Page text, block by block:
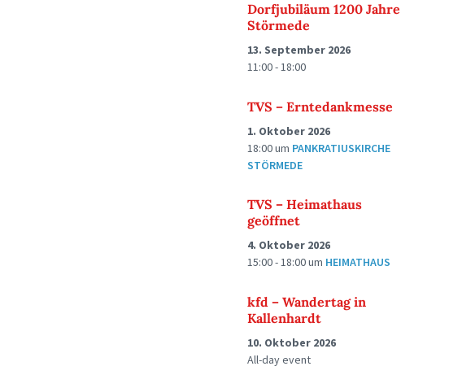
Dorfjubiläum 1200 Jahre
Störmede
13. September 2026
11:00 - 18:00
TVS – Erntedankmesse
1. Oktober 2026
18:00um PANKRATIUSKIRCHE
STÖRMEDE
TVS – Heimathaus
geöffnet
4. Oktober 2026
15:00 - 18:00um HEIMATHAUS
kfd – Wandertag in
Kallenhardt
10. Oktober 2026
All-day event